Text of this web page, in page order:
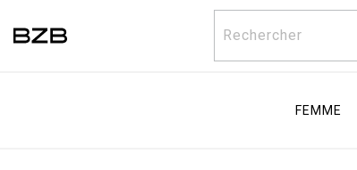
Rechercher
FEMME